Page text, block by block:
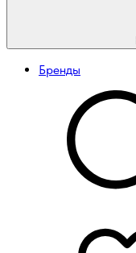
Бренды